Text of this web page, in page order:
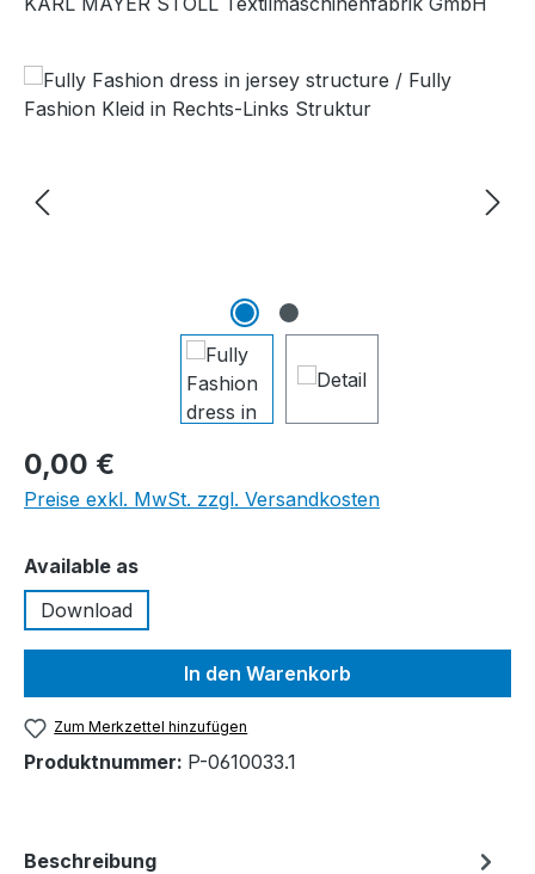
Bildergalerie überspringen
0,00 €
Preise exkl. MwSt. zzgl. Versandkosten
Available asauswählen
Download
In den Warenkorb
Zum Merkzettel hinzufügen
Produktnummer: P-0610033.1
Beschreibung